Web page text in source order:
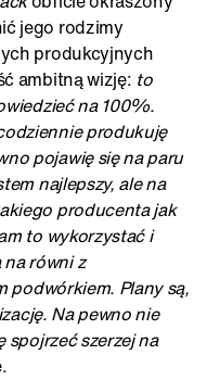
jego rodzimy
produkcyjnych
ambitną wizję: to
na 100%.
produkuję
pojawię się na paru
najlepszy, ale na
producenta jak
to wykorzystać i
równi z
podwórkiem. Plany są,
Na pewno nie
spojrzeć szerzej na